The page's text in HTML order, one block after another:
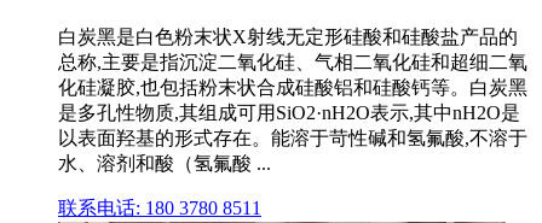
白炭黑是白色粉末状X射线无定形硅酸和硅酸盐产品的
总称,主要是指沉淀二氧化硅、气相二氧化硅和超细二氧
化硅凝胶,也包括粉末状合成硅酸铝和硅酸钙等。白炭黑
是多孔性物质,其组成可用SiO2·nH2O表示,其中nH2O是
以表面羟基的形式存在。能溶于苛性碱和氢氟酸,不溶于
水、溶剂和酸（氢氟酸 ...
联系电话: 180 3780 8511